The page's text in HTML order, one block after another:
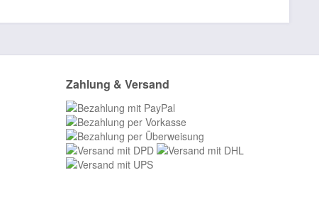
Zahlung & Versand